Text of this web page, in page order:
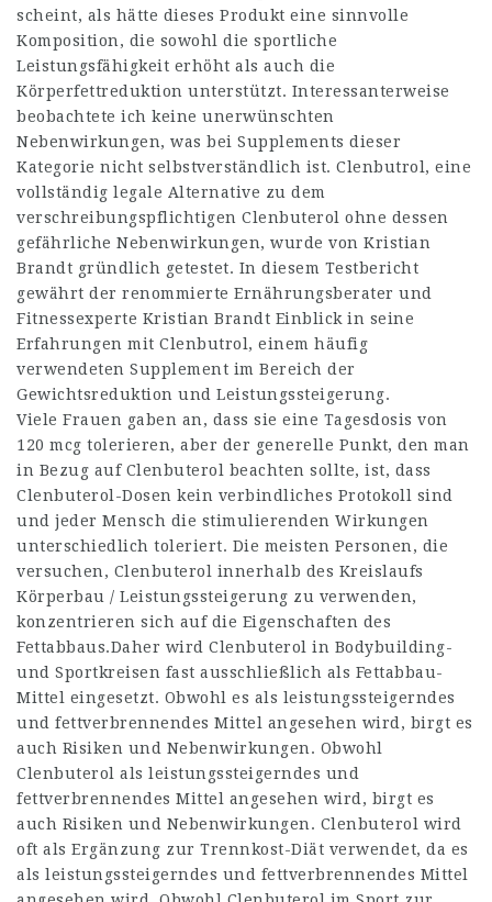
scheint, als hätte dieses Produkt eine sinnvolle
Komposition, die sowohl die sportliche
Leistungsfähigkeit erhöht als auch die
Körperfettreduktion unterstützt. Interessanterweise
beobachtete ich keine unerwünschten
Nebenwirkungen, was bei Supplements dieser
Kategorie nicht selbstverständlich ist. Clenbutrol, eine
vollständig legale Alternative zu dem
verschreibungspflichtigen Clenbuterol ohne dessen
gefährliche Nebenwirkungen, wurde von Kristian
Brandt gründlich getestet. In diesem Testbericht
gewährt der renommierte Ernährungsberater und
Fitnessexperte Kristian Brandt Einblick in seine
Erfahrungen mit Clenbutrol, einem häufig
verwendeten Supplement im Bereich der
Gewichtsreduktion und Leistungssteigerung.
Viele Frauen gaben an, dass sie eine Tagesdosis von
120 mcg tolerieren, aber der generelle Punkt, den man
in Bezug auf Clenbuterol beachten sollte, ist, dass
Clenbuterol-Dosen kein verbindliches Protokoll sind
und jeder Mensch die stimulierenden Wirkungen
unterschiedlich toleriert. Die meisten Personen, die
versuchen, Clenbuterol innerhalb des Kreislaufs
Körperbau / Leistungssteigerung zu verwenden,
konzentrieren sich auf die Eigenschaften des
Fettabbaus.Daher wird Clenbuterol in Bodybuilding-
und Sportkreisen fast ausschließlich als Fettabbau-
Mittel eingesetzt. Obwohl es als leistungssteigerndes
und fettverbrennendes Mittel angesehen wird, birgt es
auch Risiken und Nebenwirkungen. Obwohl
Clenbuterol als leistungssteigerndes und
fettverbrennendes Mittel angesehen wird, birgt es
auch Risiken und Nebenwirkungen. Clenbuterol wird
oft als Ergänzung zur Trennkost-Diät verwendet, da es
als leistungssteigerndes und fettverbrennendes Mittel